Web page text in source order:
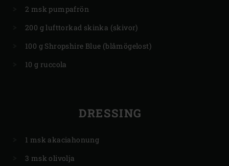
2 msk pumpafrön
200 g lufttorkad skinka (skivor)
100 g Shropshire Blue (blåmögelost)
10 g ruccola
DRESSING
1 msk akaciahonung
3 msk olivolja